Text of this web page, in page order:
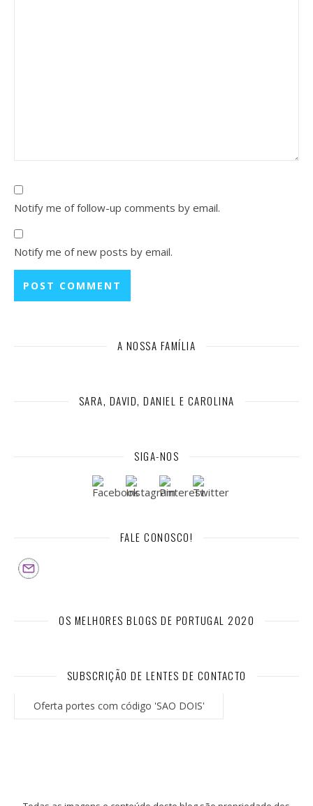
Notify me of follow-up comments by email.
Notify me of new posts by email.
A NOSSA FAMÍLIA
SARA, DAVID, DANIEL E CAROLINA
SIGA-NOS
FALE CONOSCO!
OS MELHORES BLOGS DE PORTUGAL 2020
SUBSCRIÇÃO DE LENTES DE CONTACTO
Oferta portes com código 'SAO DOIS'